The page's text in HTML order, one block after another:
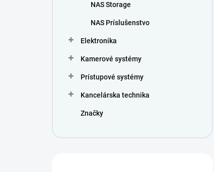
NAS Storage
NAS Príslušenstvo
Elektronika
Kamerové systémy
Prístupové systémy
Kancelárska technika
Značky